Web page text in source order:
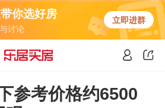
你选好房
讨论
立即进群
参考价格约6500